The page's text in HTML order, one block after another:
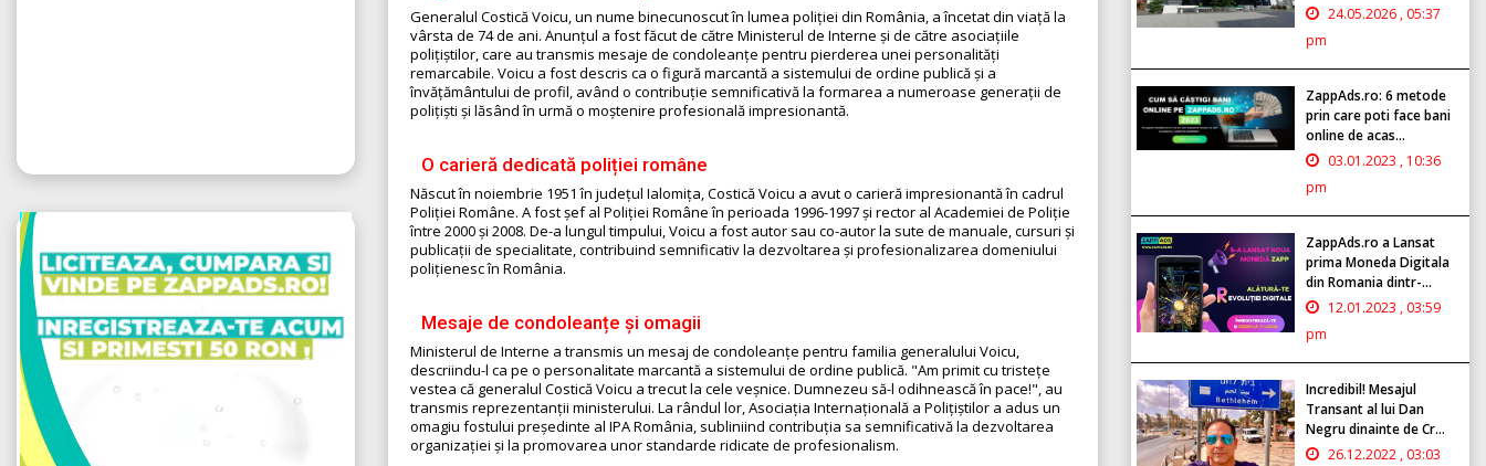
Generalul Costică Voicu, un nume binecunoscut în lumea poliției din România, a încetat din viață la
vârsta de 74 de ani. Anunțul a fost făcut de către Ministerul de Interne și de către asociațiile
polițiștilor, care au transmis mesaje de condoleanțe pentru pierderea unei personalități
remarcabile. Voicu a fost descris ca o figură marcantă a sistemului de ordine publică și a
învățământului de profil, având o contribuție semnificativă la formarea a numeroase generații de
polițiști și lăsând în urmă o moștenire profesională impresionantă.
O carieră dedicată poliției române
Născut în noiembrie 1951 în județul Ialomița, Costică Voicu a avut o carieră impresionantă în cadrul
Poliției Române. A fost șef al Poliției Române în perioada 1996-1997 și rector al Academiei de Poliție
între 2000 și 2008. De-a lungul timpului, Voicu a fost autor sau co-autor la sute de manuale, cursuri și
publicații de specialitate, contribuind semnificativ la dezvoltarea și profesionalizarea domeniului
polițienesc în România.
Mesaje de condoleanțe și omagii
Ministerul de Interne a transmis un mesaj de condoleanțe pentru familia generalului Voicu,
descriindu-l ca pe o personalitate marcantă a sistemului de ordine publică. "Am primit cu tristețe
vestea că generalul Costică Voicu a trecut la cele veșnice. Dumnezeu să-l odihnească în pace!", au
transmis reprezentanții ministerului. La rândul lor, Asociația Internațională a Polițiștilor a adus un
omagiu fostului președinte al IPA România, subliniind contribuția sa semnificativă la dezvoltarea
organizației și la promovarea unor standarde ridicate de profesionalism.
24.05.2026 , 05:37
pm
ZappAds.ro: 6 metode
prin care poti face bani
online de acas...
03.01.2023 , 10:36
pm
ZappAds.ro a Lansat
prima Moneda Digitala
din Romania dintr-...
12.01.2023 , 03:59
pm
Incredibil! Mesajul
Transant al lui Dan
Negru dinainte de Cr...
26.12.2022 , 03:03